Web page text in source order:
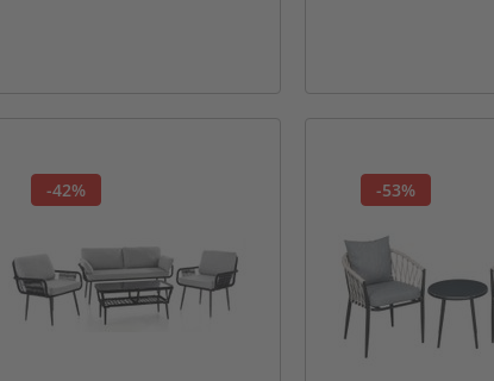
-42% -53%